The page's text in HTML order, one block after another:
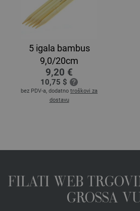
5 igala bambus
9,0/20cm
9,20 €
10,75 $
bez PDV-a, dodatno troškovi za
dostavu
FILATI WEB
GROSSA